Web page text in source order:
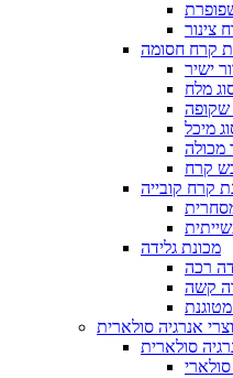
צינור
קרח חסומה
ישיר
מלח
שקופה
מיכל
מכולה
קרח
קרח קובייה
מכונת גלידה
רכה
קשה
אנרגיה סולארית
סולארית